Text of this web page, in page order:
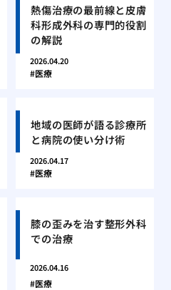
熱傷治療の最前線と皮膚
科形成外科の専門的役割
の解説
2026.04.20
医療
地域の医師が語る診療所
と病院の使い分け術
2026.04.17
医療
膝の歪みを治す整形外科
での治療
2026.04.16
医療